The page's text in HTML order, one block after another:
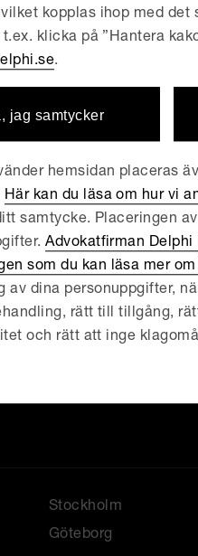
An ESG Perspectiv...
Aktuellt
Våra tjänster
Om oss
Stockholm
Göteborg
kopplas ihop med
klicka på ”Hantera
.
jag samtycker
hemsidan placeras
Här kan du läsa om hur vi
samtycke. Placeringen
Advokatfirman
som du kan läsa mer om
av dina personuppgifter,
rätt till tillgång,
och rätt att inge